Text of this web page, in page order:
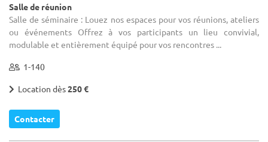
Salle de réunion
Salle de séminaire : Louez nos espaces pour vos réunions, ateliers
ou événements Offrez à vos participants un lieu convivial,
modulable et entièrement équipé pour vos rencontres ...
1-140
Location dès250 €
Contacter